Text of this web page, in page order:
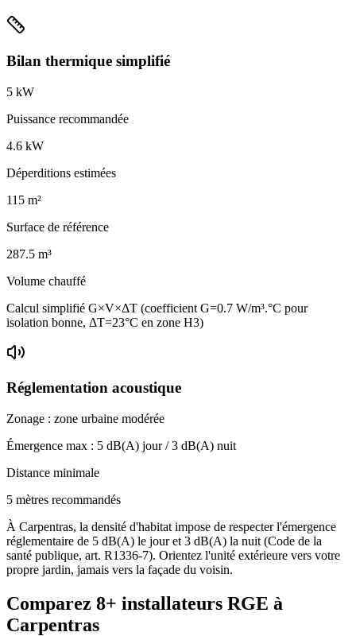
Bilan thermique simplifié
5 kW
Puissance recommandée
4.6 kW
Déperditions estimées
115 m²
Surface de référence
287.5 m³
Volume chauffé
Calcul simplifié G×V×ΔT (coefficient G=0.7 W/m³.°C pour
isolation bonne, ΔT=23°C en zone H3)
Réglementation acoustique
Zonage : zone urbaine modérée
Émergence max : 5 dB(A) jour /3 dB(A) nuit
Distance minimale
5 mètres recommandés
À Carpentras, la densité d'habitat impose de respecter l'émergence
réglementaire de 5 dB(A) le jour et 3 dB(A) la nuit (Code de la
santé publique, art. R1336-7). Orientez l'unité extérieure vers votre
propre jardin, jamais vers la façade du voisin.
Comparez 8+ installateurs RGE à
Carpentras